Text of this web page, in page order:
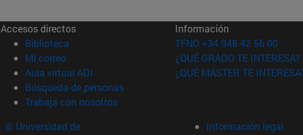
Accesos directos
Biblioteca (abre en nueva ventana)
Mi correo(abre en nueva ventana)
Aula virtual ADI (abre en nueva ventana)
Búsqueda de personas(abre en nueva ventana)
Trabaja con nosotros(abre en nueva ventana)
Información
TFNO +34 948 42 56 00
¿QUÉ GRADO TE INTERESA?
¿QUÉ MÁSTER TE
© Universidad de
Información legal